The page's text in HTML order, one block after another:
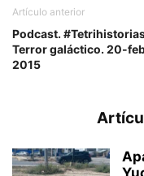
Artículo anterior
Podcast.
Terror galáctico. 20-
2015